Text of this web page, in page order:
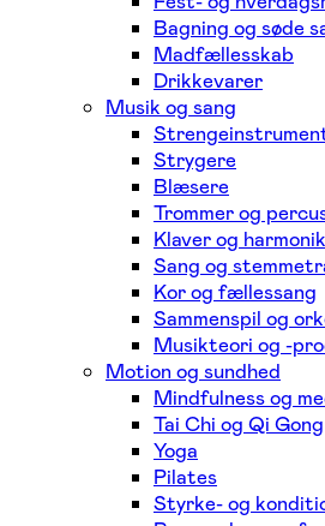
Bagning og søde
Madfællesskab
Drikkevarer
Musik og sang
Strygere
Blæsere
Trommer og
Klaver og
Sang og
Kor og fællessang
Sammenspil og
Musikteori og -
Motion og sundhed
Mindfulness og
Tai Chi og Qi Gong
Yoga
Pilates
Styrke- og